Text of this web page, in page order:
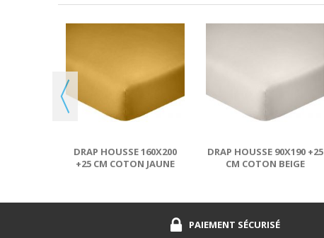
DRAP HOUSSE 160X200
+25 CM COTON JAUNE
DRAP HOUSSE 90X190 +25
CM COTON BEIGE
PAIEMENT SÉCURISÉ